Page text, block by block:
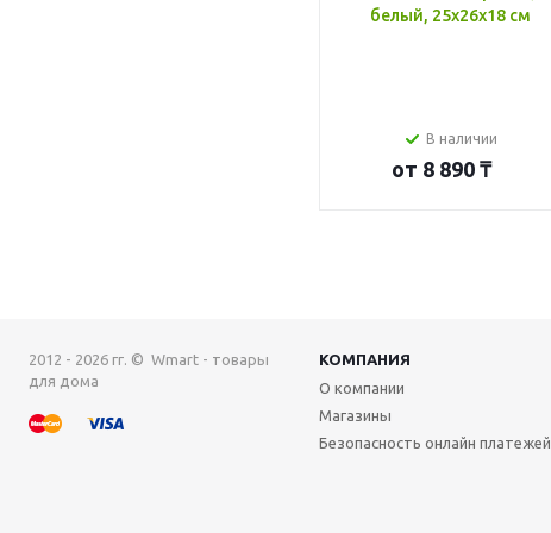
белый, 25x26x18 см
В наличии
от 8 890 ₸
2012 - 2026 гг. © Wmart - товары
для дома
КОМПАНИЯ
О компании
Магазины
Безопасность онлайн платежей